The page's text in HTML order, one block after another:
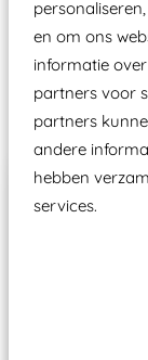
en om ons
informatie
partners voor
partners
andere
hebben
services.
Past er